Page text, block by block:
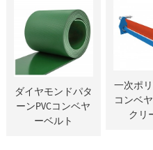
ダイヤモンドパタ
ーンPVCコンベヤ
ーベルト
一次ポ
コンベ
クリ